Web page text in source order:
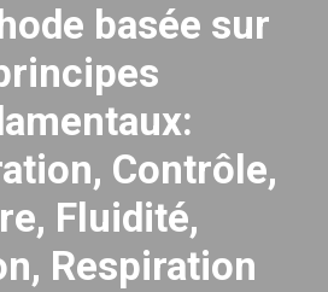
basée sur
Contrôle,
Fluidité,
Respiration